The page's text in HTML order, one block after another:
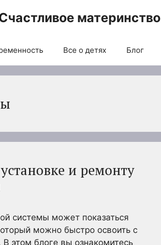
материнство
Все о детях Блог
и ремонту
системы может показаться
можно быстро освоить с
этом блоге вы ознакомитесь